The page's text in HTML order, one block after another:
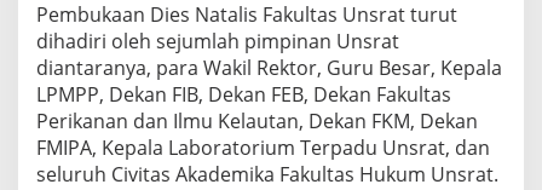
Pembukaan Dies Natalis Fakultas Unsrat turut
dihadiri oleh sejumlah pimpinan Unsrat
diantaranya, para Wakil Rektor, Guru Besar, Kepala
LPMPP, Dekan FIB, Dekan FEB, Dekan Fakultas
Perikanan dan Ilmu Kelautan, Dekan FKM, Dekan
FMIPA, Kepala Laboratorium Terpadu Unsrat, dan
seluruh Civitas Akademika Fakultas Hukum Unsrat.